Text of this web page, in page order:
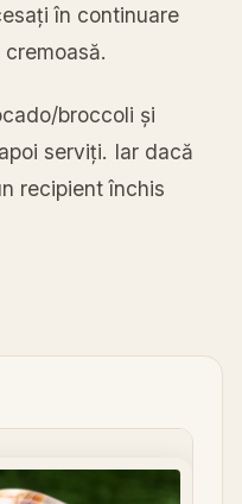
în continuare
cremoasă.
broccoli și
serviți. Iar dacă
recipientînchis